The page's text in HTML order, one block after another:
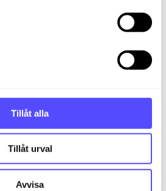
Tillåt alla
Tillåt urval
Avvisa
AI är osäker. Det sparar tid
fel.